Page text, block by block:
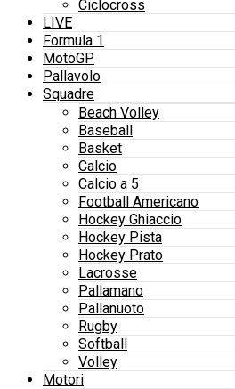
Ciclocross
LIVE
Formula 1
MotoGP
Pallavolo
Squadre
Beach Volley
Baseball
Basket
Calcio
Calcio a 5
Football Americano
Hockey Ghiaccio
Hockey Pista
Hockey Prato
Lacrosse
Pallamano
Pallanuoto
Rugby
Softball
Volley
Motori